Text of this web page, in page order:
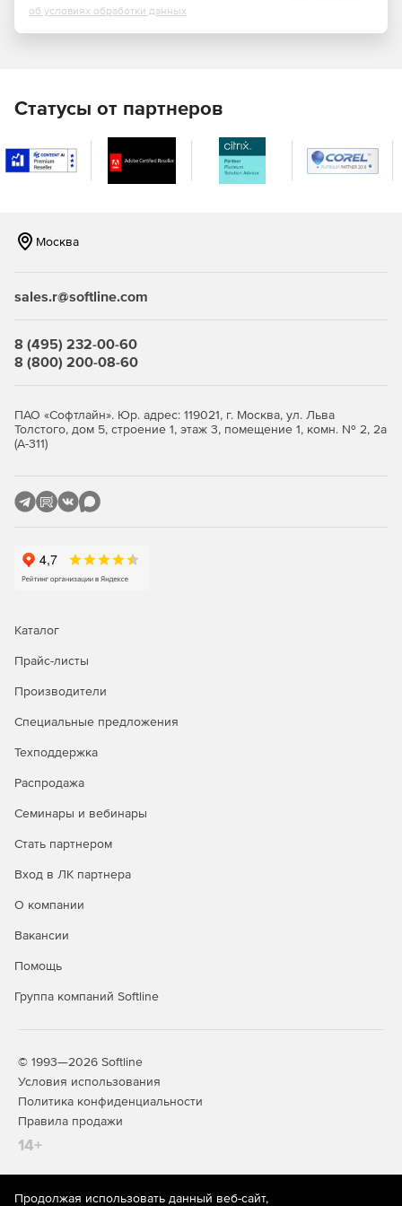
Поддержка высокого разрешения и дисплея Retina.
благодаря поддержке дисплеев Retina высокого
Синхронизация шрифтов. С помощью постоянно
расширяемой библиотеки шрифтов Adobe Typekit
достаточно ввести стиль шрифта, например,
«полужирный» или «курсив», название семейства
только те результаты поиска, которые отвечают
параметрам.
могут мгновенно подбирать разнообразные шрифты
для своего макета, использовать клавиши стрелок
тексту.
любимые шрифты в избранное, а затем выбирать
отображение полного списка шрифтов или только
Создание QR-кода. С помощью InDesign можно
изменять их размер, сохраняя при этом высокое
например в Illustrator. QR-код легко изменять прямо в
InDesign на любой стадии дизайна.
Обмен проектами в облаке. Выбрав команду
доступность проектных файлов (включая слои) с
любого компьютера и в любое время. С этими
Все изменения отслеживаются, а предыдущие версии
высококачественные файлы ePUB. Управление
редактировать каскадные таблицы стилей (CSS),
расширений, плагинов, шаблонов и т. п. Некоторые из
них бесплатные, другие доступны для покупки. Все
они разработаны для добавления в InDesign
об условиях обработки данных
Статусы от партнеров
Москва
sales.r@softline.com
8 (495) 232-00-60
8 (800) 200-08-60
ПАО «Софтлайн». Юр. адрес: 119021, г. Москва, ул. Льва
Толстого, дом 5, строение 1, этаж 3, помещение 1, комн. № 2, 2а
(А-311)
Каталог
Прайс-листы
Производители
Специальные предложения
Техподдержка
Распродажа
Семинары и вебинары
Стать партнером
Вход в ЛК партнера
О компании
Вакансии
Помощь
Группа компаний Softline
© 1993—2026 Softline
Условия использования
Политика конфиденциальности
Правила продажи
14+
Продолжая использовать данный веб-сайт,